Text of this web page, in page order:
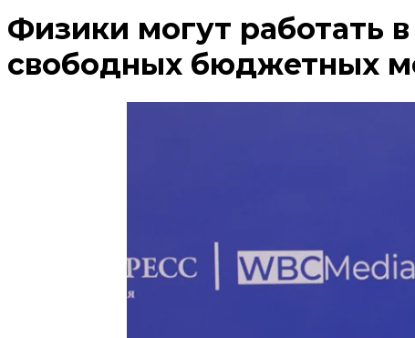
Физики могут работать
свободных бюджетных